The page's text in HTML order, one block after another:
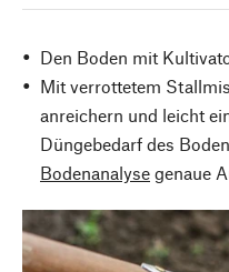
Den Boden mit
Mit verrottetem
anreichern und leicht
Düngebedarf des
Bodenanalyse genaue